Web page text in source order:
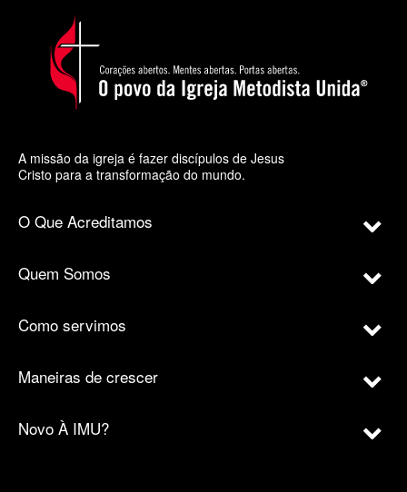
A missão da igreja é fazer discípulos de Jesus
Cristo para a transformação do mundo.
O Que Acreditamos
Quem Somos
Como servimos
Maneiras de crescer
Novo À IMU?